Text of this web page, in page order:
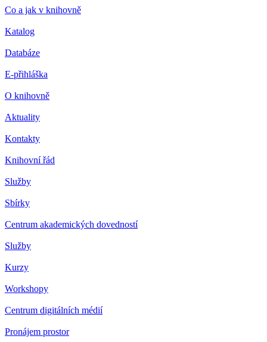
Co a jak v knihovně
Katalog
Databáze
E-přihláška
O knihovně
Aktuality
Kontakty
Knihovní řád
Služby
Sbírky
Centrum akademických dovedností
Služby
Kurzy
Workshopy
Centrum digitálních médií
Pronájem prostor